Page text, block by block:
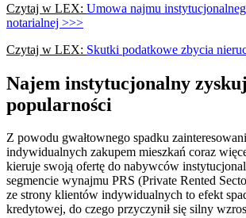
Czytaj w LEX: Umowa najmu
notarialnej >>>
Czytaj w LEX: Skutki podatkowe zbycia
Najem instytucjonalny
popularności
Z powodu gwałtownego spadku
indywidualnych zakupem mieszkań coraz
kieruje swoją ofertę do nabywców
segmencie wynajmu PRS (Private Rented
ze strony klientów indywidualnych to efekt
kredytowej, do czego przyczynił się silny